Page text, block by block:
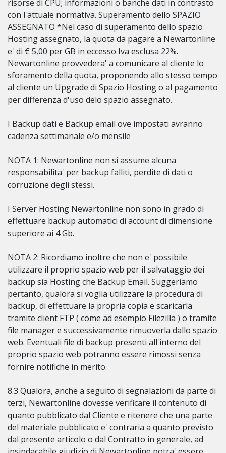
risorse di CPU; informazioni o banche dati in contrasto
con l'attuale normativa. Superamento dello SPAZIO
ASSEGNATO *Nel caso di superamento dello spazio
Hosting assegnato, la quota da pagare a Newartonline
e' di € 5,00 per GB in eccesso Iva esclusa 22%.
Newartonline provvedera' a comunicare al cliente lo
sforamento della quota, proponendo allo stesso tempo
al cliente un Upgrade di Spazio Hosting o al pagamento
per differenza d'uso delo spazio assegnato.
I Backup dati e Backup email ove impostati avranno
cadenza settimanale e/o mensile
NOTA 1: Newartonline non si assume alcuna
responsabilita' per backup falliti, perdite di dati o
corruzione degli stessi.
I Server Hosting Newartonline non sono in grado di
effettuare backup automatici di account di dimensione
superiore ai 4 Gb.
NOTA 2: Ricordiamo inoltre che non e' possibile
utilizzare il proprio spazio web per il salvataggio dei
backup sia Hosting che Backup Email. Suggeriamo
pertanto, qualora si voglia utilizzare la procedura di
backup, di effettuare la propria copia e scaricarla
tramite client FTP ( come ad esempio Filezilla ) o tramite
file manager e successivamente rimuoverla dallo spazio
web. Eventuali file di backup presenti all'interno del
proprio spazio web potranno essere rimossi senza
fornire notifiche in merito.
8.3 Qualora, anche a seguito di segnalazioni da parte di
terzi, Newartonline dovesse verificare il contenuto di
quanto pubblicato dal Cliente e ritenere che una parte
del materiale pubblicato e' contraria a quanto previsto
dal presente articolo o dal Contratto in generale, ad